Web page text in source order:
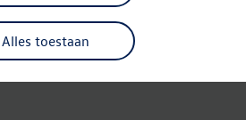
Alles toestaan
Refresh